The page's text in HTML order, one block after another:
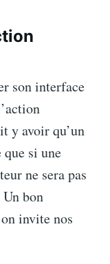
son interface
y avoir qu’un
que si une
ne sera pas
bon
invite nos